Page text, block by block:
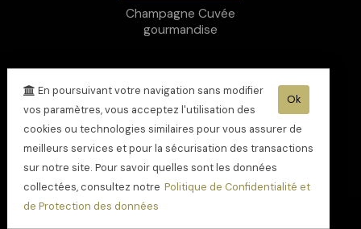
Champagne Cuvée
gourmandise
Ok
En poursuivant votre navigation sans modifier
vos paramètres, vous acceptez l'utilisation des
cookies ou technologies similaires pour vous assurer de
meilleurs services et pour la sécurisation des transactions
sur notre site. Pour savoir quelles sont les données
collectées, consultez notre Politique de Confidentialité et
de Protection des données